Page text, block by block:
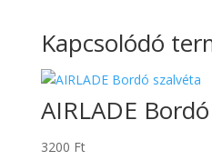
Kapcsolódó
AIRLADE
3200 Ft